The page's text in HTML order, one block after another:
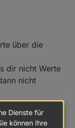
und das
Seite bei: "
wen Ja. wo und
hilfe.
über die
dir nicht Werte
nicht
ein Fehler
Dienste für
können Ihre